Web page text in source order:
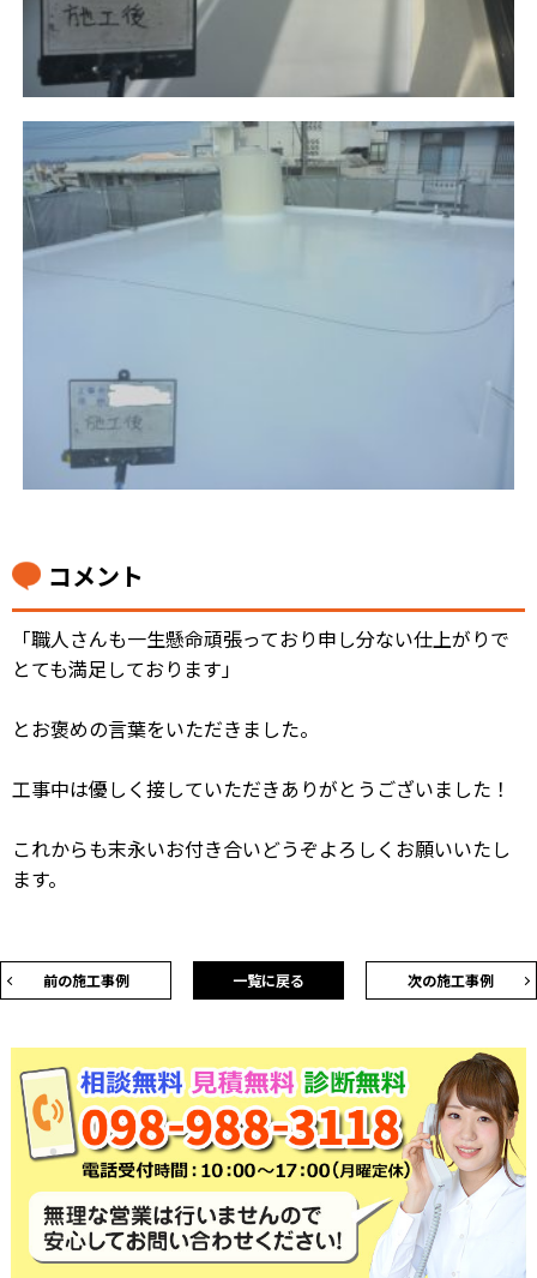
コメント
「職人さんも一生懸命頑張っており申し分ない仕上がりで
とても満足しております」
とお褒めの言葉をいただきました。
工事中は優しく接していただきありがとうございました！
これからも末永いお付き合いどうぞよろしくお願いいたし
ます。
前の施工事例 次の施工事例
一覧に戻る